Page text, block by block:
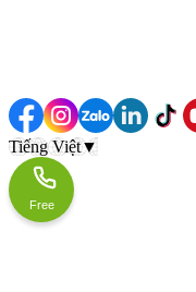
Tiếng Việt▼
Free